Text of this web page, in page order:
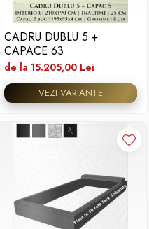
CADRU DUBLU 5 +
CAPACE 63
de la 15.205,00 Lei
VEZI VARIANTE